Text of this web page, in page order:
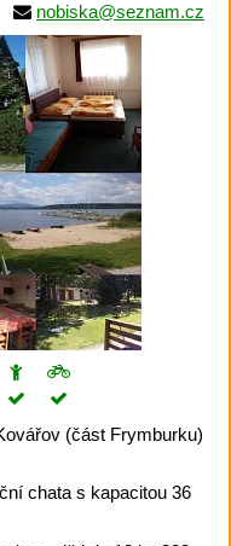
nobiska@seznam.cz
(část Frymburku)
chata s kapacitou 36